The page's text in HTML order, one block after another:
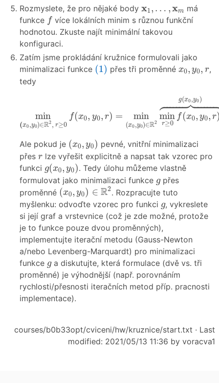
Rozmyslete, že pro nějaké body x1, … ,xm
x1 m
má
funkce f
f více lokálních minim s různou funkční
hodnotou. Zkuste najít minimální takovou
konfiguraci.
Zatím jsme prokládání kružnice formulovali jako
minimalizaci funkce (1)
(1) přes tři proměnné x0, y0, r
x0 ,y0 ,r,
tedy
min
(x0,y0)∈R2, r≥0
f(x0, y0, r) = min
(x0,y0)∈R2
g(x0,y0)

min
r≥0
f(x0, y0, r
x0, 0 )
Ale pokud je (x0, y0)
( 0 pevné, vnitřní minimalizaci
přes r
r lze vyřešit explicitně a napsat tak vzorec pro
funkci g(x0, y0)
g( 0, 0 . Tedy úlohu můžeme vlastně
formulovat jako minimalizaci funkce g
gpřes
proměnné (x0, y0) ∈ R2
(x0,y0)∈R2. Rozpracujte tuto
myšlenku: odvoďte vzorec pro funkci g
g, vykreslete
si její graf a vrstevnice (což je zde možné, protože
je to funkce pouze dvou proměnných),
implementujte iterační metodu (Gauss-Newton
a/nebo Levenberg-Marquardt) pro minimalizaci
funkce g
ga diskutujte, která formulace (dvě vs. tři
proměnné) je výhodnější (např. porovnáním
rychlosti/přesnosti iteračních metod příp. pracnosti
implementace).
courses/b0b33opt/cviceni/hw/kruznice/start.txt · Last
modified: 2021/05/13 11:36 by voracva1